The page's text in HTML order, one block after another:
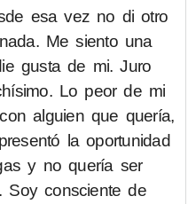
esa vez no di otro
Me siento una
gusta de mi. Juro
Lo peor de mi
alguien que quería,
la oportunidad
y no quería ser
Soy consciente de